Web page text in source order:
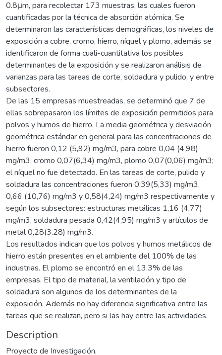
0.8μm, para recolectar 173 muestras, las cuales fueron
cuantificadas por la técnica de absorción atómica. Se
determinaron las características demográficas, los niveles de
exposición a cobre, cromo, hierro, níquel y plomo, además se
identificaron de forma cuali-cuantitativa los posibles
determinantes de la exposición y se realizaron análisis de
varianzas para las tareas de corte, soldadura y pulido, y entre
subsectores.
De las 15 empresas muestreadas, se determinó que 7 de
ellas sobrepasaron los límites de exposición permitidos para
polvos y humos de hierro. La media geométrica y desviación
geométrica estándar en general para las concentraciones de
hierro fueron 0,12 (5,92) mg/m3, para cobre 0,04 (4,98)
mg/m3, cromo 0,07(6,34) mg/m3, plomo 0,07(0,06) mg/m3;
el níquel no fue detectado. En las tareas de corte, pulido y
soldadura las concentraciones fueron 0,39(5,33) mg/m3,
0,66 (10,76) mg/m3 y 0,58(4,24) mg/m3 respectivamente y
según los subsectores: estructuras metálicas 1,16 (4,77)
mg/m3, soldadura pesada 0,42(4,95) mg/m3 y artículos de
metal 0,28(3.28) mg/m3.
Los resultados indican que los polvos y humos metálicos de
hierro están presentes en el ambiente del 100% de las
industrias. El plomo se encontró en el 13.3% de las
empresas. El tipo de material, la ventilación y tipo de
soldadura son algunos de los determinantes de la
exposición. Además no hay diferencia significativa entre las
tareas que se realizan, pero si las hay entre las actividades.
Description
Proyecto de Investigación.